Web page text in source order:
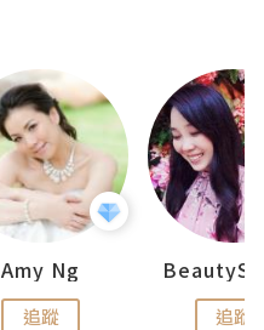
Amy Ng
追蹤 追蹤